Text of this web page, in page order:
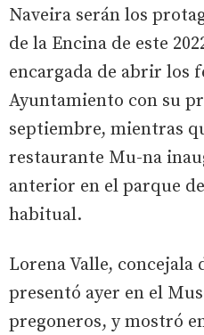
Naveira serán los
de la Encina de este
encargada de abrir los
Ayuntamiento con su
septiembre, mientras
restaurante Mu-na
anterior en el parque
habitual.
Lorena Valle, concejala
presentó ayer en el
pregoneros, y mostró